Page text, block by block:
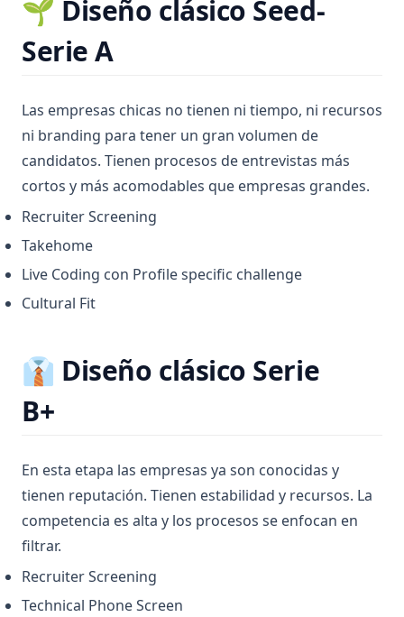
🌱 Diseño clásico Seed-
Serie A
Las empresas chicas no tienen ni tiempo, ni recursos
ni branding para tener un gran volumen de
candidatos. Tienen procesos de entrevistas más
cortos y más acomodables que empresas grandes.
Recruiter Screening
Takehome
Live Coding con Profile specific challenge
Cultural Fit
👔 Diseño clásico Serie
B+
En esta etapa las empresas ya son conocidas y
tienen reputación. Tienen estabilidad y recursos. La
competencia es alta y los procesos se enfocan en
filtrar.
Recruiter Screening
Technical Phone Screen